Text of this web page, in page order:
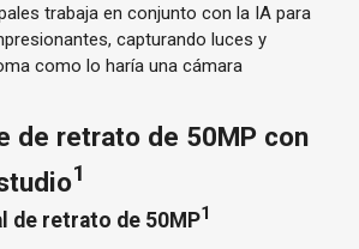
trabaja en conjunto con la IA para
capturando luces y
como lo haría una cámara
de retrato de 50MP con
1
de retrato de 50MP1